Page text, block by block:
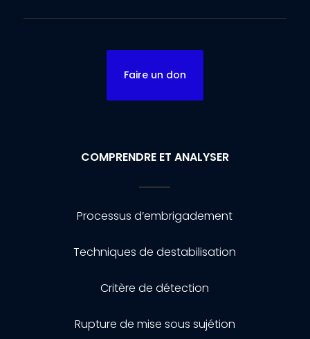
Faire un don
COMPRENDRE ET ANALYSER
Processus d’embrigadement
Techniques de destabilisation
Critère de détection
Rupture de mise sous sujétion